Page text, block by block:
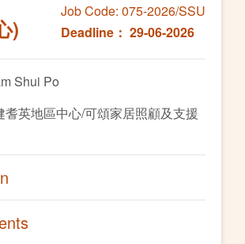
)
Job Code: 075-2026/SSU
Deadline： 29-06-2026
Shui Po
耆英地區中心/可頌家居照顧及支援